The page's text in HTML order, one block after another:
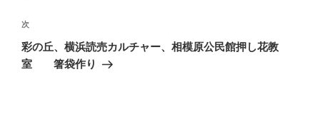
ゲ
ー
シ
次
の
投
次
彩の丘、横浜読売カルチャー、相模原公民館押し花教
室 箸袋作り